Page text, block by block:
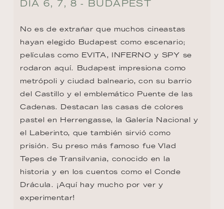
DÍA 6, 7, 8 - BUDAPEST
No es de extrañar que muchos cineastas
hayan elegido Budapest como escenario;
películas como EVITA, INFERNO y SPY se
rodaron aquí. Budapest impresiona como
metrópoli y ciudad balneario, con su barrio
del Castillo y el emblemático Puente de las
Cadenas. Destacan las casas de colores
pastel en Herrengasse, la Galería Nacional y
el Laberinto, que también sirvió como
prisión. Su preso más famoso fue Vlad
Tepes de Transilvania, conocido en la
historia y en los cuentos como el Conde
Drácula. ¡Aquí hay mucho por ver y
experimentar!